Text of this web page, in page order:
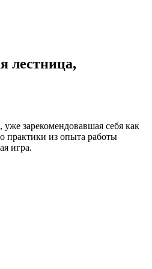
лестница,
зарекомендовавшая себя как
практики из опыта работы
игра.